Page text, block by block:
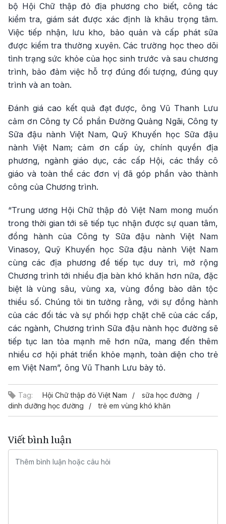
bộ Hội Chữ thập đỏ địa phương cho biết, công tác
kiểm tra, giám sát được xác định là khâu trọng tâm.
Việc tiếp nhận, lưu kho, bảo quản và cấp phát sữa
được kiểm tra thường xuyên. Các trường học theo dõi
tình trạng sức khỏe của học sinh trước và sau chương
trình, bảo đảm việc hỗ trợ đúng đối tượng, đúng quy
trình và an toàn.
Đánh giá cao kết quả đạt được, ông Vũ Thanh Lưu
cảm ơn Công ty Cổ phần Đường Quảng Ngãi, Công ty
Sữa đậu nành Việt Nam, Quỹ Khuyến học Sữa đậu
nành Việt Nam; cảm ơn cấp ủy, chính quyền địa
phương, ngành giáo dục, các cấp Hội, các thầy cô
giáo và toàn thể các đơn vị đã góp phần vào thành
công của Chương trình.
“Trung ương Hội Chữ thập đỏ Việt Nam mong muốn
trong thời gian tới sẽ tiếp tục nhận được sự quan tâm,
đồng hành của Công ty Sữa đậu nành Việt Nam
Vinasoy, Quỹ Khuyến học Sữa đậu nành Việt Nam
cùng các địa phương để tiếp tục duy trì, mở rộng
Chương trình tới nhiều địa bàn khó khăn hơn nữa, đặc
biệt là vùng sâu, vùng xa, vùng đồng bào dân tộc
thiểu số. Chúng tôi tin tưởng rằng, với sự đồng hành
của các đối tác và sự phối hợp chặt chẽ của các cấp,
các ngành, Chương trình Sữa đậu nành học đường sẽ
tiếp tục lan tỏa mạnh mẽ hơn nữa, mang đến thêm
nhiều cơ hội phát triển khỏe mạnh, toàn diện cho trẻ
em Việt Nam”, ông Vũ Thanh Lưu bày tỏ.
Tag: Hội Chữ thập đỏ Việt Nam
sữa học đường
dinh dưỡng học đường
trẻ em vùng khó khăn
Viết bình luận